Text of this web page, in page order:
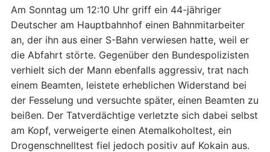
Am Sonntag um 12:10 Uhr griff ein 44-jähriger
Deutscher am Hauptbahnhof einen Bahnmitarbeiter
an, der ihn aus einer S-Bahn verwiesen hatte, weil er
die Abfahrt störte. Gegenüber den Bundespolizisten
verhielt sich der Mann ebenfalls aggressiv, trat nach
einem Beamten, leistete erheblichen Widerstand bei
der Fesselung und versuchte später, einen Beamten zu
beißen. Der Tatverdächtige verletzte sich dabei selbst
am Kopf, verweigerte einen Atemalkoholtest, ein
Drogenschnelltest fiel jedoch positiv auf Kokain aus.